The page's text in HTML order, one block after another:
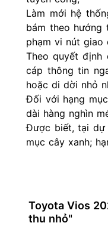
Làm mới hệ
bám theo hướng
phạm vi nút giao
Theo quyết định
cáp thông tin
hoặc di dời nhỏ
Đối với hạng
dài hàng nghìn
Được biết, tại dự
mục cây xanh;
Toyota Vios
thu nhỏ"